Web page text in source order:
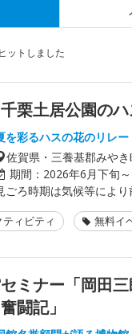
ットしました
栗土居公園の
を彩るハスの花のリレー
佐賀県・三養基郡みやき
期間： 2026年6月下旬
ごろ時期は気候等によ
ィビティ 無料イ
ミナー「岡田
闘記」